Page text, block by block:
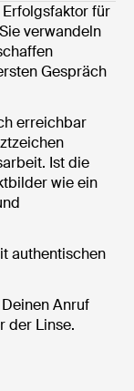
für
verwandeln
Gespräch
erreichbar
Ist die
wie ein
authentischen
Anruf
der Linse.